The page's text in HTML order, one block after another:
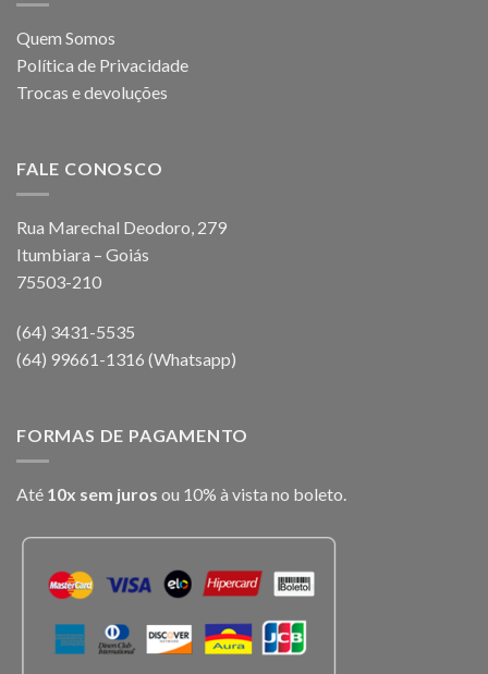
Quem Somos
Política de Privacidade
Trocas e devoluções
FALE CONOSCO
Rua Marechal Deodoro, 279
Itumbiara – Goiás
75503-210
(64) 3431-5535
(64) 99661-1316 (Whatsapp)
FORMAS DE PAGAMENTO
Até 10x sem juros ou 10% à vista no boleto.